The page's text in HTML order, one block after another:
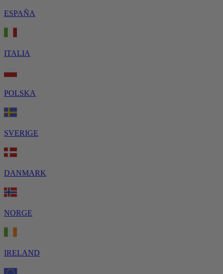
ESPAÑA
ITALIA
POLSKA
SVERIGE
DANMARK
NORGE
IRELAND